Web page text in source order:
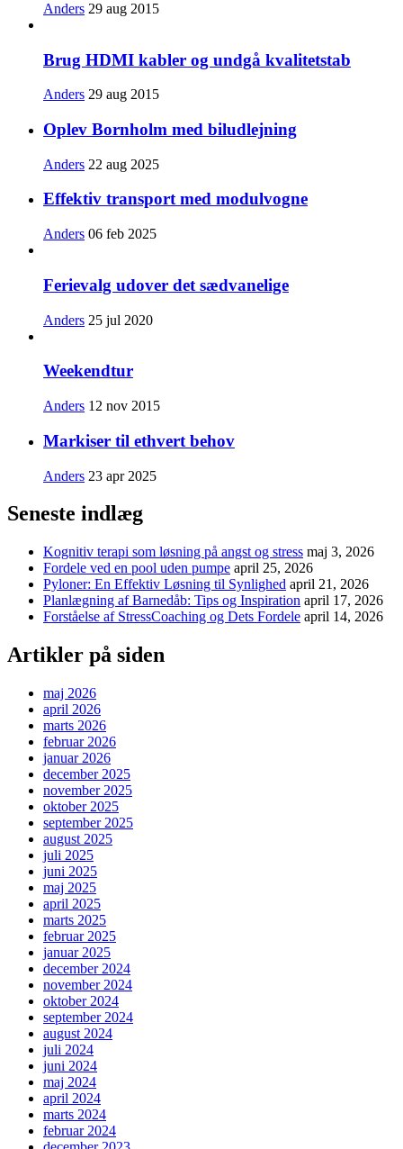
Anders 29 aug 2015
Brug HDMI kabler og undgå kvalitetstab
Anders 29 aug 2015
Oplev Bornholm med biludlejning
Anders 22 aug 2025
Effektiv transport med modulvogne
Anders 06 feb 2025
Ferievalg udover det sædvanelige
Anders 25 jul 2020
Weekendtur
Anders 12 nov 2015
Markiser til ethvert behov
Anders 23 apr 2025
Seneste indlæg
Kognitiv terapi som løsning på angst og stress maj 3, 2026
Fordele ved en pool uden pumpe april 25, 2026
Pyloner: En Effektiv Løsning til Synlighed april 21, 2026
Planlægning af Barnedåb: Tips og Inspiration april 17, 2026
Forståelse af StressCoaching og Dets Fordele april 14, 2026
Artikler på siden
maj 2026
april 2026
marts 2026
februar 2026
januar 2026
december 2025
november 2025
oktober 2025
september 2025
august 2025
juli 2025
juni 2025
maj 2025
april 2025
marts 2025
februar 2025
januar 2025
december 2024
november 2024
oktober 2024
september 2024
august 2024
juli 2024
juni 2024
maj 2024
april 2024
marts 2024
februar 2024